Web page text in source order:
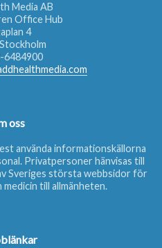
Media AB
Office Hub
4
6484900
oss
använda informationskällorna
Privatpersoner hänvisas till
Sveriges största webbsidor för
medicin till allmänheten.